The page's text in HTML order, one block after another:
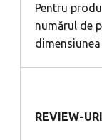
Pentru
numărul de
REVIEW-URI